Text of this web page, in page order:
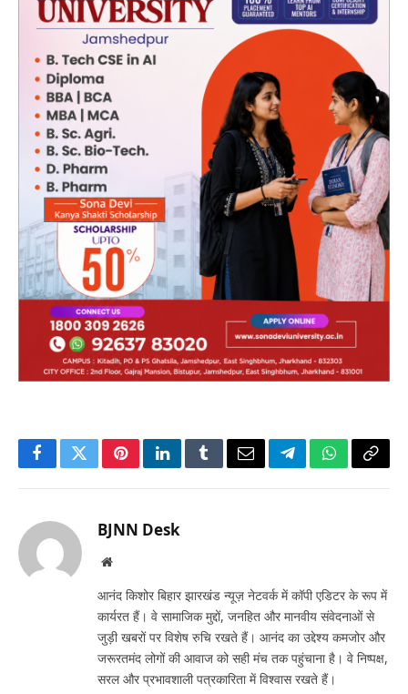
FacebookTwitterPinterestLinkedInTumblrEmailTelegramWhatsApp
Copy
BJNN Desk
Website
आनंद किशोर बिहार झारखंड न्यूज़ नेटवर्क में कॉपी एडिटर के रूप में
कार्यरत हैं। वे सामाजिक मुद्दों, जनहित और मानवीय संवेदनाओं से
जुड़ी खबरों पर विशेष रुचि रखते हैं। आनंद का उद्देश्य कमजोर और
जरूरतमंद लोगों की आवाज को सही मंच तक पहुंचाना है। वे निष्पक्ष,
सरल और प्रभावशाली पत्रकारिता में विश्वास रखते हैं।